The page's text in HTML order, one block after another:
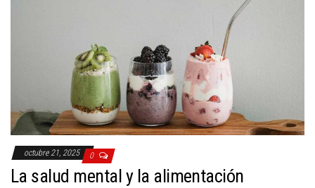
octubre 21, 2025 0
La salud mental y la alimentación